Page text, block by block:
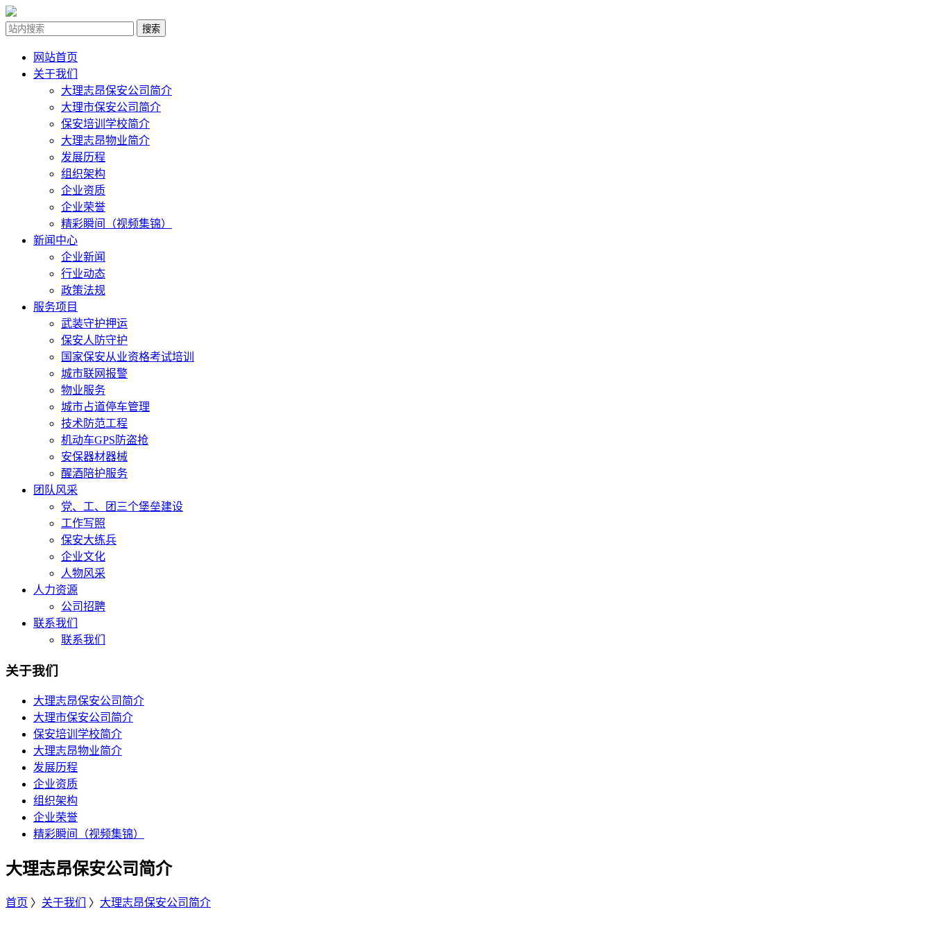
网站首页
关于我们
大理志昂保安公司简介
大理市保安公司简介
保安培训学校简介
大理志昂物业简介
发展历程
组织架构
企业资质
企业荣誉
精彩瞬间（视频集锦）
新闻中心
企业新闻
行业动态
政策法规
服务项目
武装守护押运
保安人防守护
国家保安从业资格考试培训
城市联网报警
物业服务
城市占道停车管理
技术防范工程
机动车GPS防盗抢
安保器材器械
醒酒陪护服务
团队风采
党、工、团三个堡垒建设
工作写照
保安大练兵
企业文化
人物风采
人力资源
公司招聘
联系我们
联系我们
关于我们
大理志昂保安公司简介
大理市保安公司简介
保安培训学校简介
大理志昂物业简介
发展历程
企业资质
组织架构
企业荣誉
精彩瞬间（视频集锦）
大理志昂保安公司简介
首页 〉 关于我们 〉 大理志昂保安公司简介